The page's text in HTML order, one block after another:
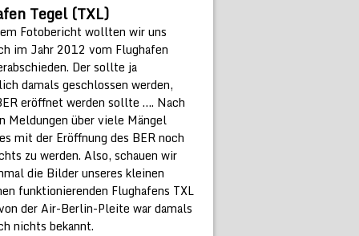
Tegel (TXL)
Fotobericht wollten wir uns
im Jahr 2012 vom Flughafen
Der sollte ja
damals geschlossen werden,
eröffnet werden sollte …. Nach
Meldungen über viele Mängel
mit der Eröffnung des BER noch
zu werden. Also, schauen wir
die Bilder unseres kleinen
funktionierenden Flughafens TXL
der Air-Berlin-Pleite war damals
nichts bekannt.